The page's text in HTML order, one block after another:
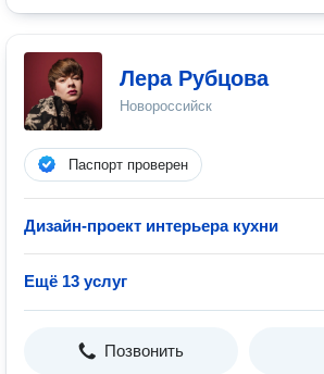
Лера Рубцова
Новороссийск
Паспорт проверен
Дизайн-проект интерьера кухни
Ещё 13 услуг
Позвонить